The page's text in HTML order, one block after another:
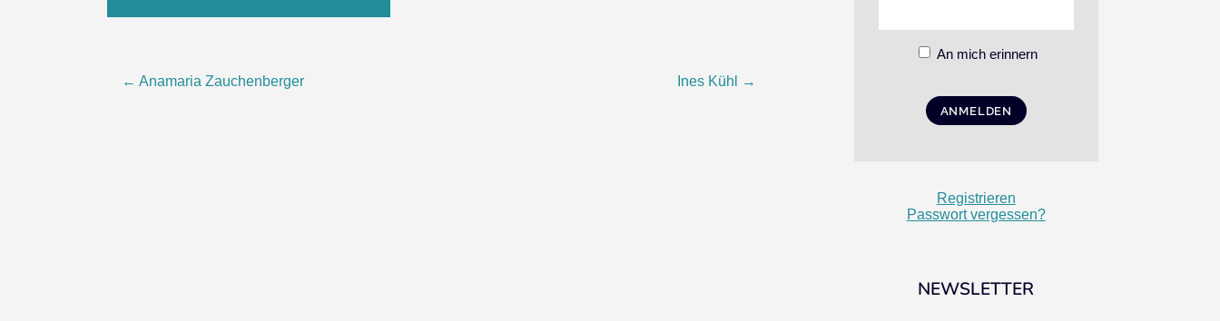
Beitragsnavigation
← Anamaria Zauchenberger Ines Kühl →
An mich erinnern
Registrieren
Passwort vergessen?
NEWSLETTER